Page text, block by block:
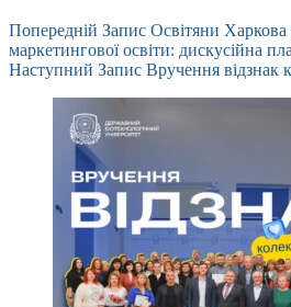
Попередній Запис Освітяни
маркетингової освіти: дискусійна
Наступний Запис Вручення відзнак